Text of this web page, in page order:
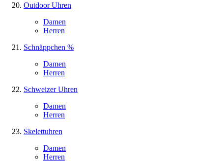
Outdoor Uhren
Damen
Herren
Schnäppchen %
Damen
Herren
Schweizer Uhren
Damen
Herren
Skelettuhren
Damen
Herren